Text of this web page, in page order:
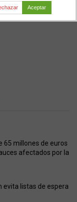
20 años.
65 millones de euros
afectados por la
evita listas de espera
Aceptar